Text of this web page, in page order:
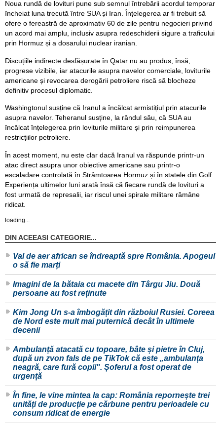
Noua rundă de lovituri pune sub semnul întrebării acordul temporar
încheiat luna trecută între SUA și Iran. Înțelegerea ar fi trebuit să
ofere o fereastră de aproximativ 60 de zile pentru negocieri privind
un acord mai amplu, inclusiv asupra redeschiderii sigure a traficului
prin Hormuz și a dosarului nuclear iranian.
Discuțiile indirecte desfășurate în Qatar nu au produs, însă,
progrese vizibile, iar atacurile asupra navelor comerciale, loviturile
americane și revocarea derogării petroliere riscă să blocheze
definitiv procesul diplomatic.
Washingtonul susține că Iranul a încălcat armistițiul prin atacurile
asupra navelor. Teheranul susține, la rândul său, că SUA au
încălcat înțelegerea prin loviturile militare și prin reimpunerea
restricțiilor petroliere.
În acest moment, nu este clar dacă Iranul va răspunde printr-un
atac direct asupra unor obiective americane sau printr-o
escaladare controlată în Strâmtoarea Hormuz și în statele din Golf.
Experiența ultimelor luni arată însă că fiecare rundă de lovituri a
fost urmată de represalii, iar riscul unei spirale militare rămâne
ridicat.
loading...
DIN ACEEASI CATEGORIE...
Val de aer african se îndreaptă spre România. Apogeul
o să fie marți
Imagini de la bătaia cu macete din Târgu Jiu. Două
persoane au fost reținute
Kim Jong Un s-a îmbogățit din războiul Rusiei. Coreea
de Nord este mult mai puternică decât în ultimele
decenii
Ambulanță atacată cu topoare, bâte și pietre în Cluj,
după un zvon fals de pe TikTok că este „ambulanța
neagră, care fură copii". Șoferul a fost operat de
urgență
În fine, le vine mintea la cap: România repornește trei
unități de producție pe cărbune pentru perioadele cu
consum ridicat de energie